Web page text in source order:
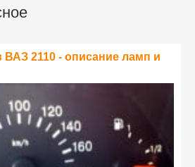
2110 - описание ламп и